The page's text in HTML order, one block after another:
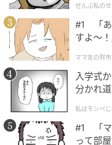
が、それが新生活で
いう点に、家族への
帰省の際には、自分
産に選んでみるのも
つわるエピソードを
みそうですね。
ぜんぶ私のせ
#1 「あ
すよ〜
ママ友の財布
入学式
分かれ
私はモンペ
#1 「マ
って部